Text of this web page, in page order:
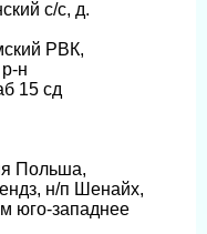
с/с, д.
РВК,
н
15 сд
Польша,
н/п Шенайх,
юго-западнее